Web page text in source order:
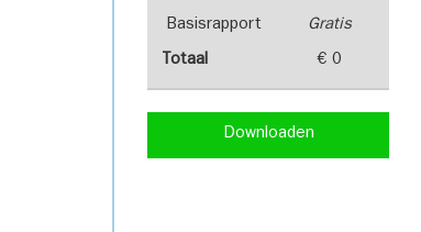
Basisrapport Gratis
Totaal € 0
Downloaden